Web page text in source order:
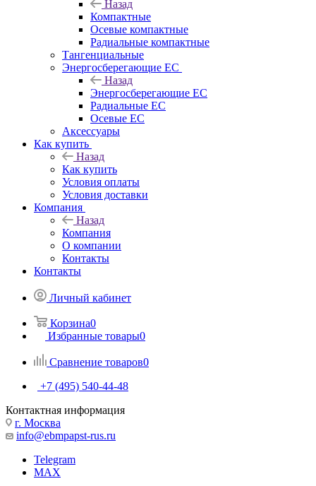
Назад
Компактные
Осевые компактные
Радиальные компактные
Тангенциальные
Энергосберегающие EC
Назад
Энергосберегающие EC
Радиальные EC
Осевые EC
Аксессуары
Как купить
Назад
Как купить
Условия оплаты
Условия доставки
Компания
Назад
Компания
О компании
Контакты
Контакты
Личный кабинет
Корзина0
Избранные товары0
Сравнение товаров0
+7 (495) 540-44-48
Контактная информация
г. Москва
info@ebmpapst-rus.ru
Telegram
MAX